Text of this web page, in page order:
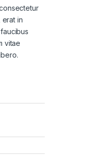
erat in
vitae